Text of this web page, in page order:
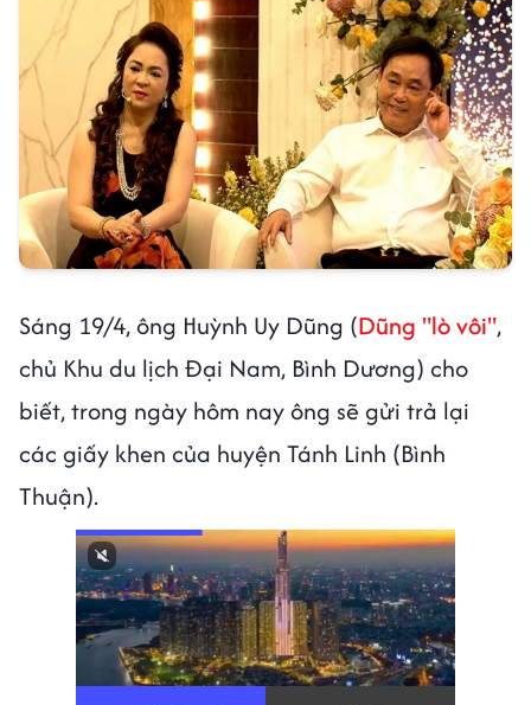
Sáng 19/4, ông Huỳnh Uy Dũng (Dũng "lò vôi",
chủ Khu du lịch Đại Nam, Bình Dương) cho
biết, trong ngày hôm nay ông sẽ gửi trả lại
các giấy khen của huyện Tánh Linh (Bình
Thuận).